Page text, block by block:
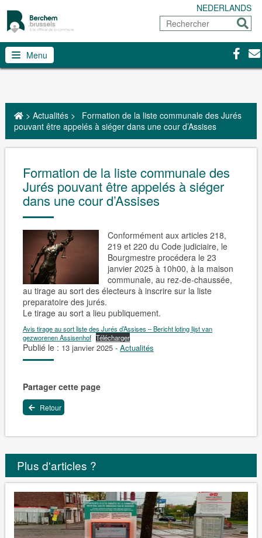
NEDERLANDS
Rechercher
Menu
> Actualités>
Formation de la liste communale des Jurés
pouvant être appelés à siéger dans une cour d’Assises
Formation de la liste communale des
Jurés pouvant être appelés à siéger
dans une cour d’Assises
Conformément aux articles 218,
219 et 220 du Code judiciaire, le
Bourgmestre procédera le 23
janvier 2025 à 10h00, à la maison
communale, au rez-de-chaussée,
au tirage au sort des électeurs à inscrire sur la liste
preparatoire des jurés.
Le tirage au sort a lieu publiquement.
Avis tirage au sort liste des Jurés d’Assises – Bericht loting lijst van
gezworenen Assisenhof Télécharger
Publié le : 13 janvier 2025 - Actualités
Partager cette page
Retour
Plus d'articles ?